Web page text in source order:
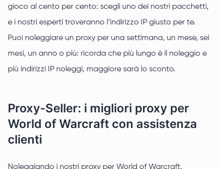
gioco al cento per cento: scegli uno dei nostri pacchetti,
e i nostri esperti troveranno l’indirizzo IP giusto per te.
Puoi noleggiare un proxy per una settimana, un mese, sei
mesi, un anno o più: ricorda che più lungo è il noleggio e
più indirizzi IP noleggi, maggiore sarà lo sconto.
Proxy-Seller: i migliori proxy per
World of Warcraft con assistenza
clienti
Noleggiando i nostri proxy per World of Warcraft,